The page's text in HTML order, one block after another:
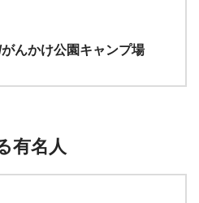
んかけ公園キャンプ場
有名人